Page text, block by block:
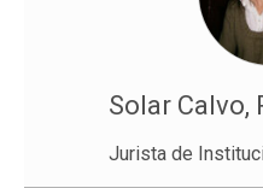
Solar Calvo,
Jurista de